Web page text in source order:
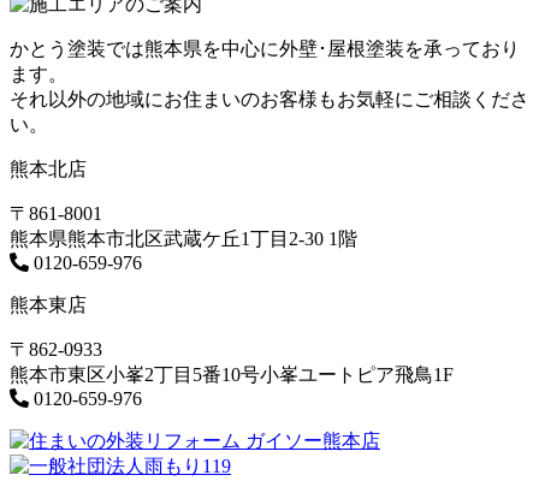
かとう塗装では熊本県を中心に外壁･屋根塗装を承っており
ます。
それ以外の地域にお住まいのお客様もお気軽にご相談くださ
い。
熊本北店
〒861-8001
熊本県熊本市北区武蔵ケ丘1丁目2-30 1階
0120-659-976
熊本東店
〒862-0933
熊本市東区小峯2丁目5番10号小峯ユートピア飛鳥1F
0120-659-976